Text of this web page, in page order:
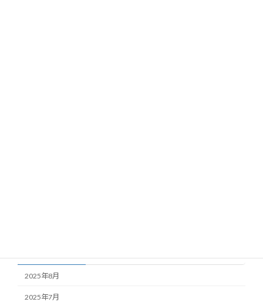
2025年8月
2025年7月